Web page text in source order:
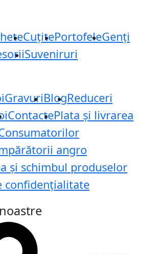
CuțitePortofeleGenți
Suveniruri
GravuriBlogReduceri
ContactePlata și livrarea
angro
și schimbul produselor
confidențialitate